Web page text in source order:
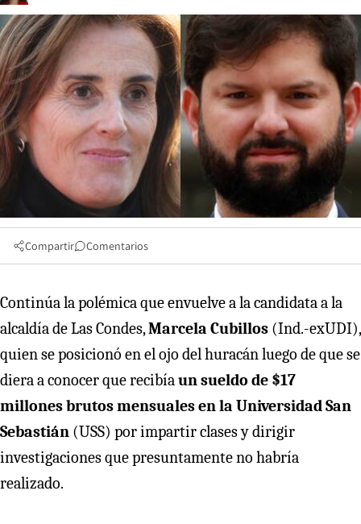
Compartir Comentarios
Continúa la polémica que envuelve a la candidata a la
alcaldía de Las Condes,Marcela Cubillos (Ind.-exUDI),
quien se posicionó en el ojo del huracán luego de que se
diera a conocer que recibíaun sueldo de $17
millones brutos mensuales en la Universidad San
Sebastián (USS) por impartir clases y dirigir
investigaciones que presuntamente no habría
realizado.